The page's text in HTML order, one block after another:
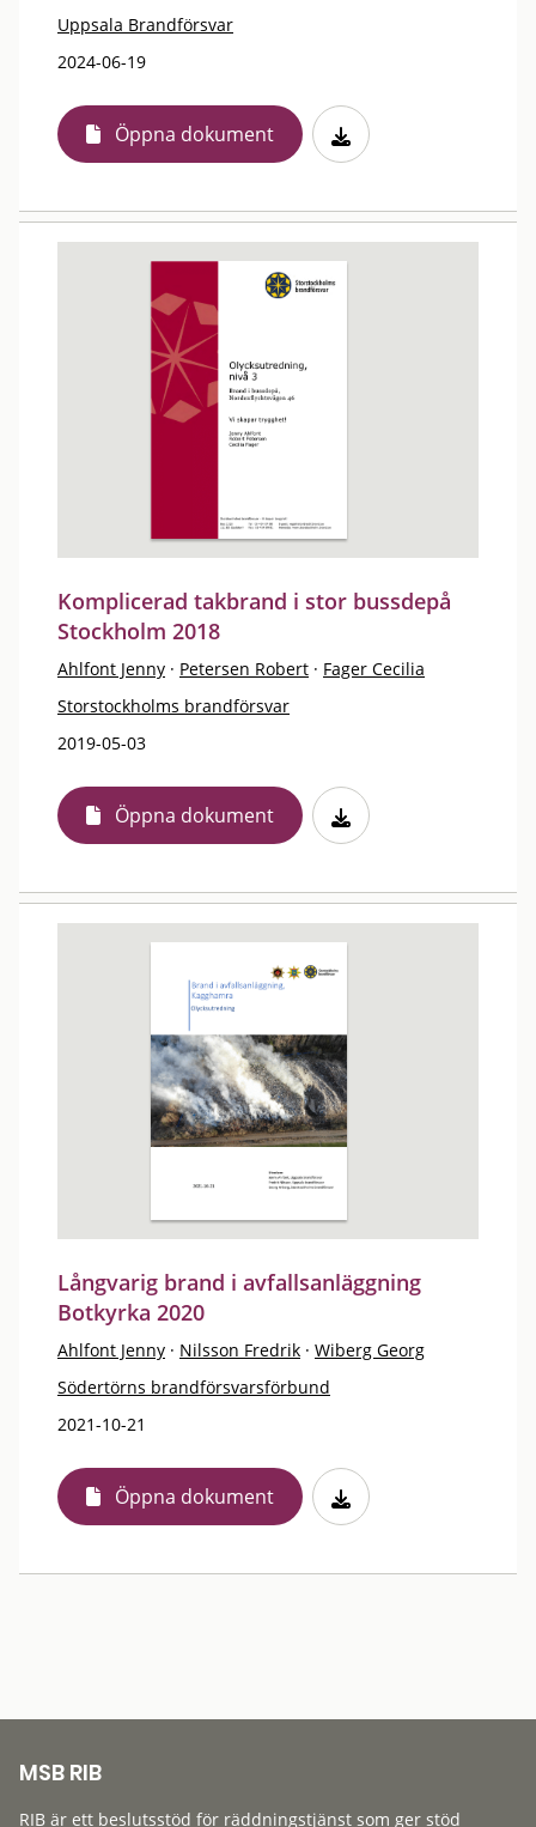
Uppsala Brandförsvar
2024-06-19
Öppna dokument
Komplicerad takbrand i stor bussdepå
Stockholm 2018
Ahlfont Jenny · Petersen Robert · Fager Cecilia
Storstockholms brandförsvar
2019-05-03
Öppna dokument
Långvarig brand i avfallsanläggning
Botkyrka 2020
Ahlfont Jenny · Nilsson Fredrik · Wiberg Georg
Södertörns brandförsvarsförbund
2021-10-21
Öppna dokument
MSB RIB
RIB är ett beslutsstöd för räddningstjänst som ger stöd